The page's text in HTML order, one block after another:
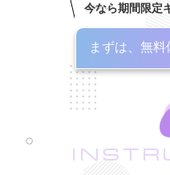
今なら期間限定
まずは、無